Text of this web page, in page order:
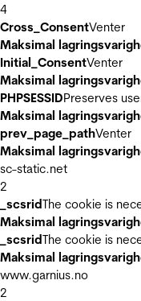
4
Cross_ConsentVenter
Maksimal
Initial_ConsentVenter
Maksimal
PHPSESSIDPreserves
Maksimal
prev_page_pathVenter
Maksimal
sc-static.net
2
_scsridThe cookie is
Maksimal
_scsridThe cookie is
Maksimal
www.garnius.no
2